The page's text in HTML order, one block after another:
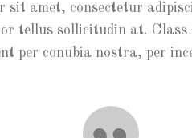
sit amet, consectetur
tellus sollicitudin at. Class
per conubia nostra, per